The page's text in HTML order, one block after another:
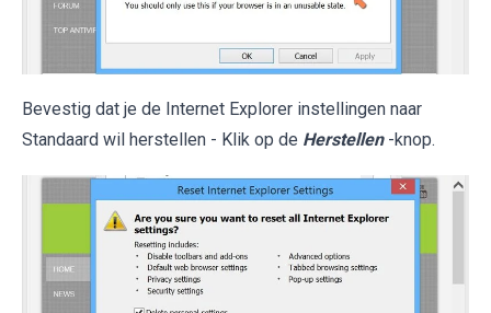
Bevestig dat je de Internet Explorer instellingen naar
Standaard wil herstellen - Klik op de Herstellen -knop.